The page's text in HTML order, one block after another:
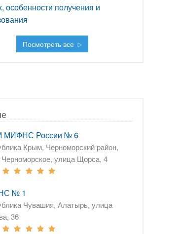
особенности получения и
Посмотреть все
МИФНС России № 6
Крым, Черноморский район,
Черноморское, улица Щорса, 4
№ 1
Чувашия, Алатырь, улица
36